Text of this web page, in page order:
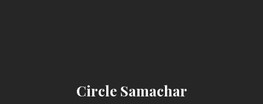
Circle Samachar